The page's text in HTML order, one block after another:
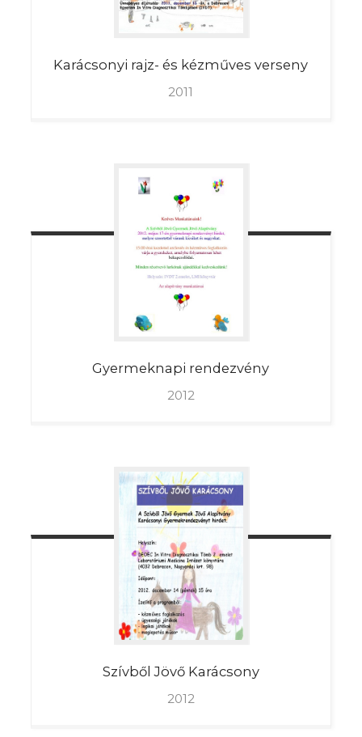
Karácsonyi rajz- és kézműves verseny
2011
Gyermeknapi rendezvény
2012
Szívből Jövő Karácsony
2012